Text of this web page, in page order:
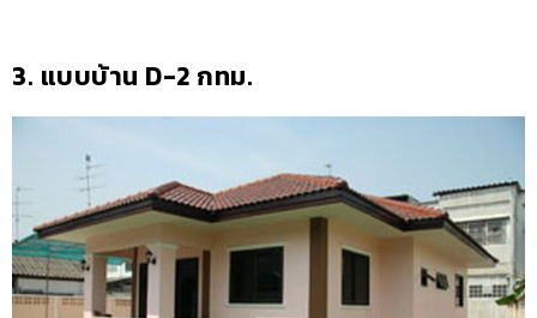
3. แบบบ้าน D-2 กทม.